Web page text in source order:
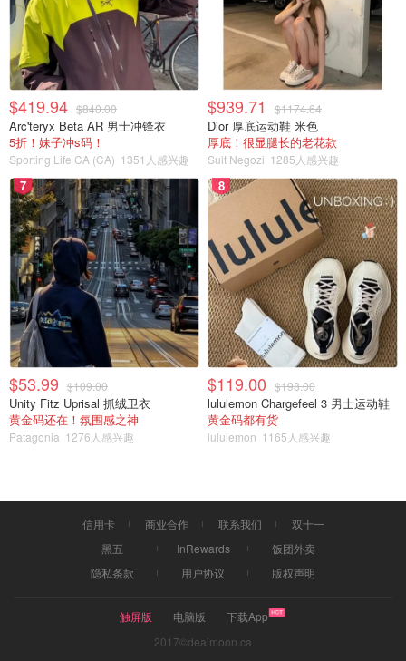
$419.94 $840.00
Arc'teryx Beta AR 男士冲锋衣
5折！妹子冲s码！
Sporting Life CA (CA) 1351人感兴趣
$939.71 $1174.64
Dior 厚底运动鞋 米色
厚底！很显腿长的老花款
Suit Negozi 1285人感兴趣
7
$53.99 $109.00
Unity Fitz Uprisal 抓绒卫衣
黄金码还在！氛围感之神
Patagonia 1276人感兴趣
8
$119.00 $198.00
lululemon Chargefeel 3 男士运动鞋
黄金码都有货
lululemon 1165人感兴趣
信用卡 商业合作 联系我们
双十一
黑五
InRewards
饭团外卖
隐私条款
用户协议 版权声明
触屏版 电脑版
下载App
2017©dealmoon.ca